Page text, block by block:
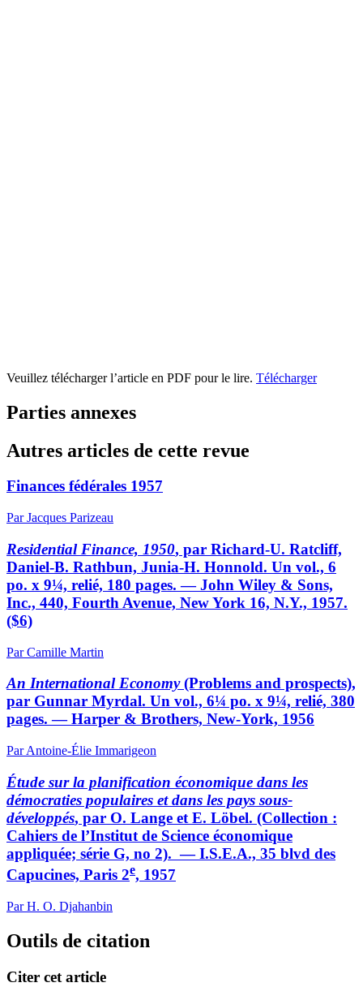
Veuillez télécharger l’article en PDF pour le lire. Télécharger
Parties annexes
Autres articles de cette revue
Finances fédérales 1957
Par Jacques Parizeau
Residential Finance, 1950, par Richard-U. Ratcliff,
Daniel-B. Rathbun, Junia-H. Honnold. Un vol., 6
po. x 9¼, relié, 180 pages. — John Wiley & Sons,
Inc., 440, Fourth Avenue, New York 16, N.Y., 1957.
($6)
Par Camille Martin
An International Economy(Problems and prospects),
par Gunnar Myrdal. Un vol., 6¼ po. x 9¼, relié, 380
pages. — Harper & Brothers, New-York, 1956
Par Antoine-Élie Immarigeon
Étude sur la planification économique dans les
démocraties populaires et dans les pays sous-
développés, par O. Lange et E. Löbel. (Collection :
Cahiers de l’Institut de Science économique
appliquée; série G, no 2). — I.S.E.A., 35 blvd des
Capucines, Paris 2e, 1957
Par H. O. Djahanbin
Outils de citation
Citer cet article